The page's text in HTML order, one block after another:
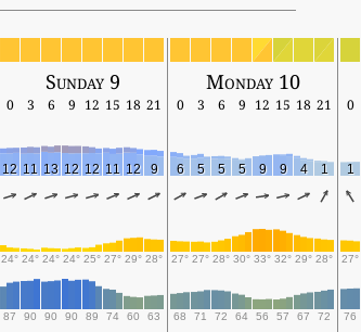
Sunday 9 Monday 10
0 3 6 9 12 15 18 21 0 3 6 9 12 15 18 21 0
12 11 13 12 12 11 12 9 6 5 5 5 9 9 4 1 1
24° 24° 24° 24° 25° 27° 29° 28° 27° 27° 28° 30° 33° 32° 29° 28° 27°
87 90 90 90 89 74 60 63 68 71 72 64 56 57 67 72 76